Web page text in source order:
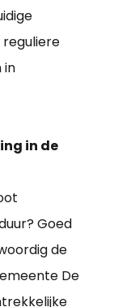
in
in de
Goed
de
De